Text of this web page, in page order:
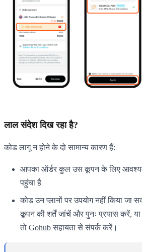
लाल संदेश दिख रहा है?
कोड लागू न होने के दो सामान्य कारण हैं:
आपका ऑर्डर कुल उस कूपन के लिए
पहुंचा है
कोड उन प्लानों पर उपयोग नहीं किया जा
कूपन की शर्तें जांचें और पुनः प्रयास करें, या
तो Gohub सहायता से संपर्क करें।